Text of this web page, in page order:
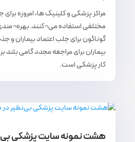
مراکز پزشکی و کلینیک ها، امروزه برای
مختلفی استفاده می¬کنند.
گوناگون برای جلب اعتماد بیماران و
بیماران برای مراجعه مجدد گامی بلند
کار پزشکی است.
هشت نمونه سایت پزشکی